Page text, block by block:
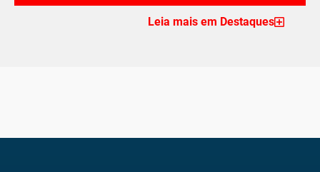
Leia mais em Destaques